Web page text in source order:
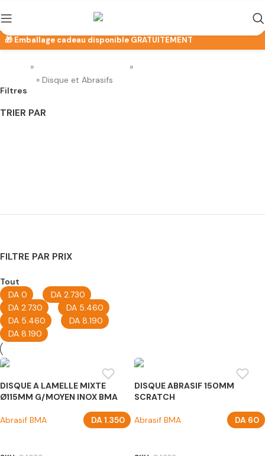
» »
» Disque et Abrasifs
Filtres
TRIER PAR
FILTRE PAR PRIX
Tout
DA 0 DA 2.730
DA 2.730 DA 5.460
DA 5.460 DA 8.190
DA 8.190
DISQUE A LAMELLE MIXTE
Ø115MM G/MOYEN INOX BMA
Abrasif BMA DA1.350
DISQUE ABRASIF 150MM
SCRATCH
Abrasif BMA DA 60